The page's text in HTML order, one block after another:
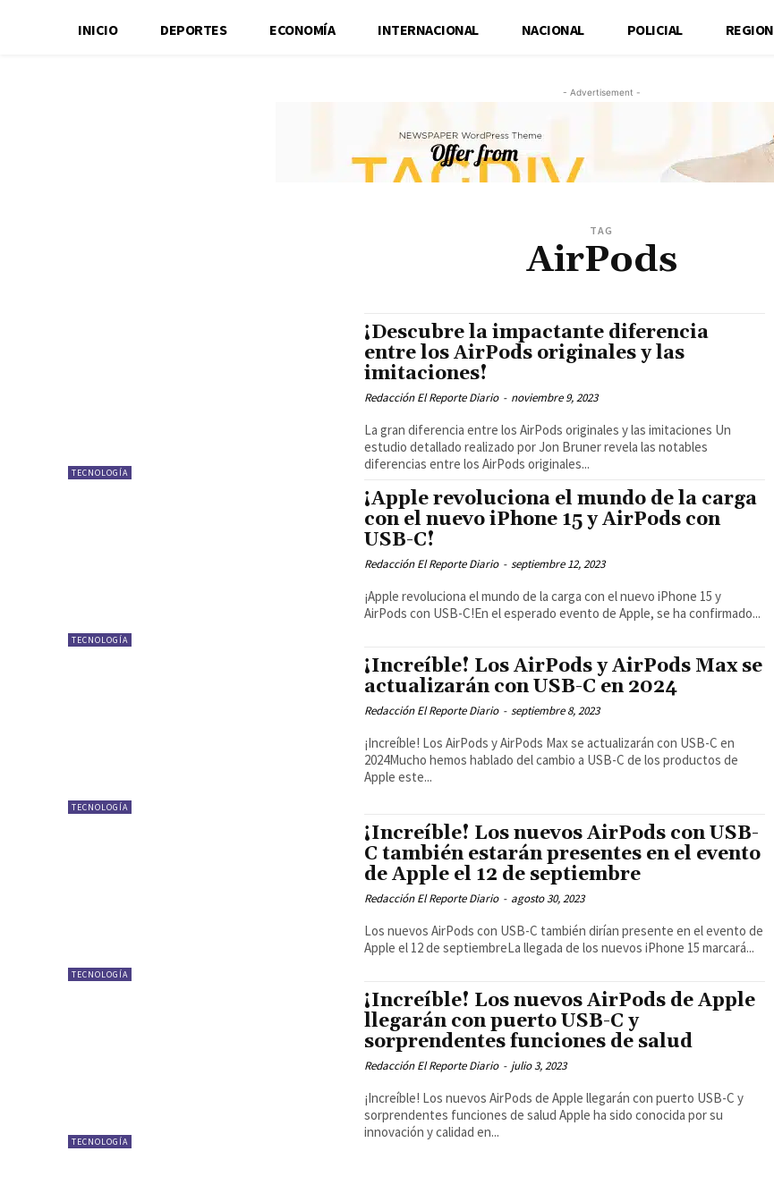
INICIO DEPORTES ECONOMÍA INTERNACIONAL NACIONAL POLICIAL REGION
- Advertisement -
TAG
AirPods
TECNOLOGÍA
¡Descubre la impactante diferencia
entre los AirPods originales y las
imitaciones!
Redacción El Reporte Diario - noviembre 9, 2023
La gran diferencia entre los AirPods originales y las imitaciones Un
estudio detallado realizado por Jon Bruner revela las notables
diferencias entre los AirPods originales...
TECNOLOGÍA
¡Apple revoluciona el mundo de la carga
con el nuevo iPhone 15 y AirPods con
USB-C!
Redacción El Reporte Diario - septiembre 12, 2023
¡Apple revoluciona el mundo de la carga con el nuevo iPhone 15 y
AirPods con USB-C!En el esperado evento de Apple, se ha confirmado...
TECNOLOGÍA
¡Increíble! Los AirPods y AirPods Max se
actualizarán con USB-C en 2024
Redacción El Reporte Diario - septiembre 8, 2023
¡Increíble! Los AirPods y AirPods Max se actualizarán con USB-C en
2024Mucho hemos hablado del cambio a USB-C de los productos de
Apple este...
TECNOLOGÍA
¡Increíble! Los nuevos AirPods con USB-
C también estarán presentes en el evento
de Apple el 12 de septiembre
Redacción El Reporte Diario - agosto 30, 2023
Los nuevos AirPods con USB-C también dirían presente en el evento de
Apple el 12 de septiembreLa llegada de los nuevos iPhone 15 marcará...
TECNOLOGÍA
¡Increíble! Los nuevos AirPods de Apple
llegarán con puerto USB-C y
sorprendentes funciones de salud
Redacción El Reporte Diario - julio 3, 2023
¡Increíble! Los nuevos AirPods de Apple llegarán con puerto USB-C y
sorprendentes funciones de salud Apple ha sido conocida por su
innovación y calidad en...